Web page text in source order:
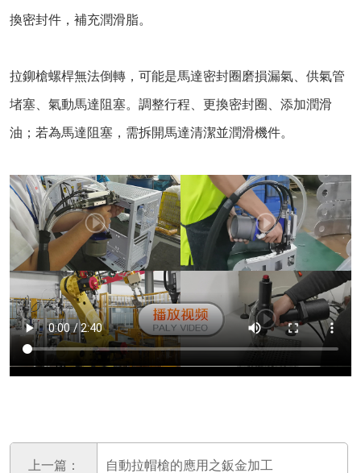
換密封件，補充潤滑脂。
拉鉚槍螺桿無法倒轉，可能是馬達密封圈磨損漏氣、供氣管
堵塞、氣動馬達阻塞。調整行程、更換密封圈、添加潤滑
油；若為馬達阻塞，需拆開馬達清潔並潤滑機件。
上一篇： 自動拉帽槍的應用之鈑金加工